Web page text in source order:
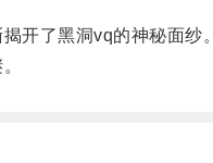
开了黑洞vq的神秘面纱。